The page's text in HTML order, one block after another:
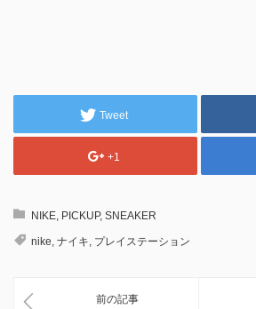
Tweet
+1
NIKE PICKUP, SNEAKER
nike ナイキ プレイステーション
前の記事